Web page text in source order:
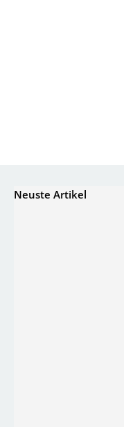
Neuste Artikel